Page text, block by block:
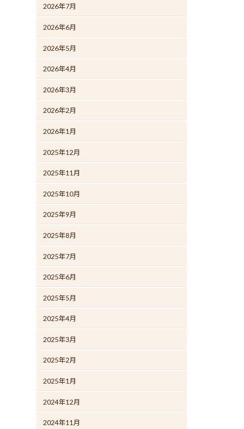
2026年7月
2026年6月
2026年5月
2026年4月
2026年3月
2026年2月
2026年1月
2025年12月
2025年11月
2025年10月
2025年9月
2025年8月
2025年7月
2025年6月
2025年5月
2025年4月
2025年3月
2025年2月
2025年1月
2024年12月
2024年11月